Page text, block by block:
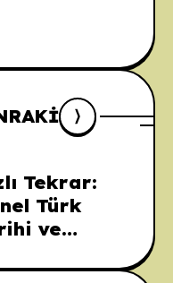
Tekrar:
Türk
ve